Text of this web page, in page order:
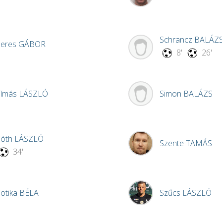
GÁBOR
LÁSZLÓ
LÁSZLÓ
34'
BÉLA
Schrancz
8'
26'
Simon BALÁZS
Szente TAMÁS
Szűcs LÁSZLÓ